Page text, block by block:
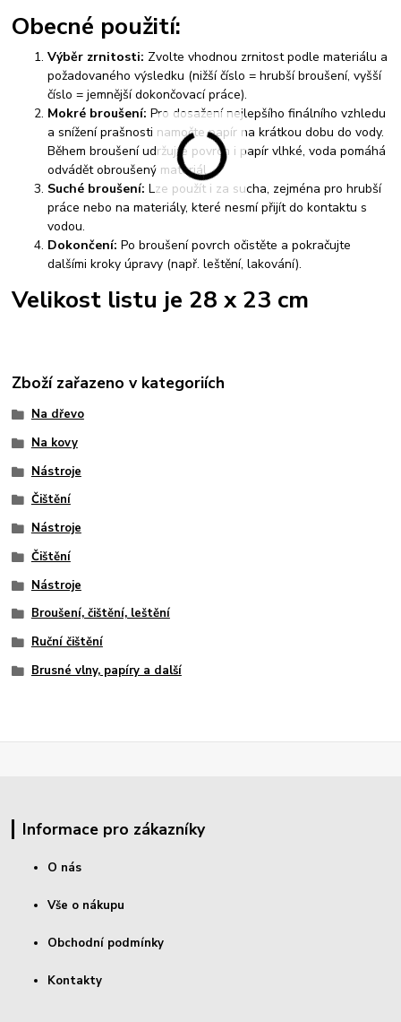
Obecné použití:
Výběr zrnitosti: Zvolte vhodnou zrnitost podle materiálu a
požadovaného výsledku (nižší číslo = hrubší broušení, vyšší
číslo = jemnější dokončovací práce).
Mokré broušení: Pro dosažení nejlepšího finálního vzhledu
a snížení prašnosti namočte papír na krátkou dobu do vody.
Během broušení udržujte povrch i papír vlhké, voda pomáhá
odvádět obroušený materiál.
Suché broušení: Lze použít i za sucha, zejména pro hrubší
práce nebo na materiály, které nesmí přijít do kontaktu s
vodou.
Dokončení: Po broušení povrch očistěte a pokračujte
dalšími kroky úpravy (např. leštění, lakování).
Velikost listu je 28 x 23 cm
Zboží zařazeno v kategoriích
Na dřevo
Na kovy
Nástroje
Čištění
Nástroje
Čištění
Nástroje
Broušení, čištění, leštění
Ruční čištění
Brusné vlny, papíry a další
Informace pro zákazníky
O nás
Vše o nákupu
Obchodní podmínky
Kontakty